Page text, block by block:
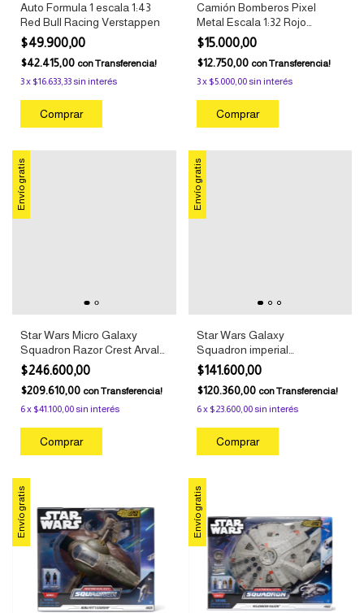
Auto Formula 1 escala 1:43
Red Bull Racing Verstappen
$49.900,00
$42.415,00 conTransferencia!
3x $16.633,33sin interés
Camión Bomberos Pixel
Metal Escala 1:32 Rojo
Coleccionable
$15.000,00
$12.750,00 conTransferencia!
3x $5.000,00sin interés
Envío gratis
Star Wars Micro Galaxy
Squadron Razor Crest Arvala
7 Replay
$246.600,00
$209.610,00 conTransferencia!
6x $41.100,00sin interés
Envío gratis
Star Wars Galaxy
Squadron imperial
Troop transport +figura
$141.600,00
$120.360,00 conTransferencia!
6x $23.600,00sin interés
Envío gratis Envío gratis